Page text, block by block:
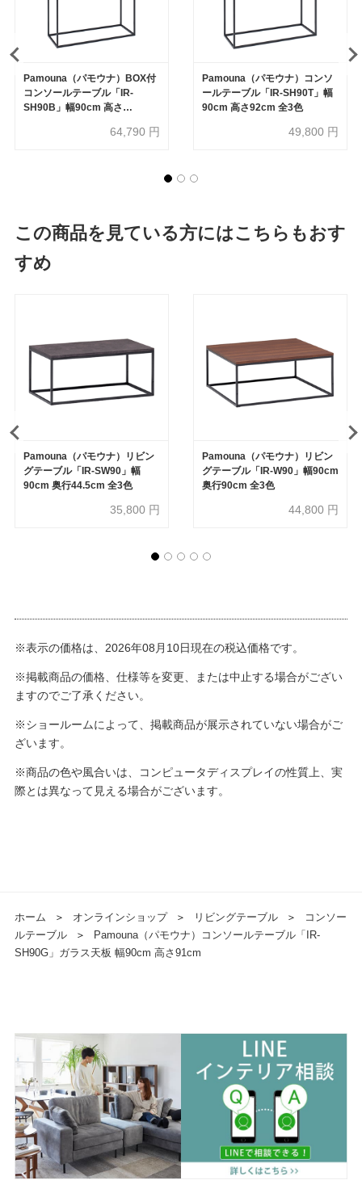
Pamouna（パモウナ）BOX付
コンソールテーブル「IR-
SH90B」幅90cm 高さ
64,790 円
Pamouna（パモウナ）コンソ
ールテーブル「IR-SH90T」幅
90cm 高さ92cm 全3色
49,800 円
この商品を見ている方にはこちらもおす
すめ
Pamouna（パモウナ）リビン
グテーブル「IR-SW90」幅
90cm 奥行44.5cm 全3色
35,800 円
Pamouna（パモウナ）リビン
グテーブル「IR-W90」幅90cm
奥行90cm 全3色
44,800 円
※表示の価格は、2026年08月10日現在の税込価格です。
※掲載商品の価格、仕様等を変更、または中止する場合がござい
ますのでご了承ください。
※ショールームによって、掲載商品が展示されていない場合がご
ざいます。
※商品の色や風合いは、コンピュータディスプレイの性質上、実
際とは異なって見える場合がございます。
ホーム ＞ オンラインショップ ＞ リビングテーブル ＞
コンソー
ルテーブル
＞
Pamouna（パモウナ）コンソールテーブル「IR-
SH90G」ガラス天板 幅90cm 高さ91cm